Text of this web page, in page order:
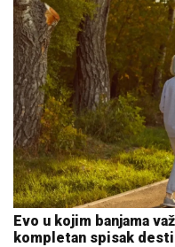
Evo u kojim banjama
kompletan spisak